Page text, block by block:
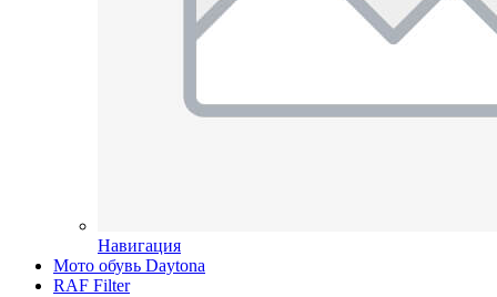
Навигация
Мото обувь Daytona
RAF Filter